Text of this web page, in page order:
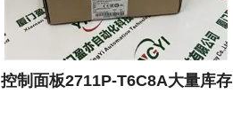
控制面板2711P-T6C8A大量库存